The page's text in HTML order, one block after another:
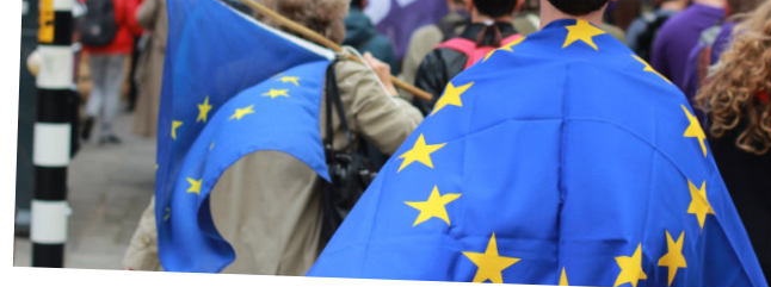
Volt Drenthe
Volt Fryslân
Volt Provincie Utrecht
...alle Volt provincies
Agenda
Doneer
Word lid